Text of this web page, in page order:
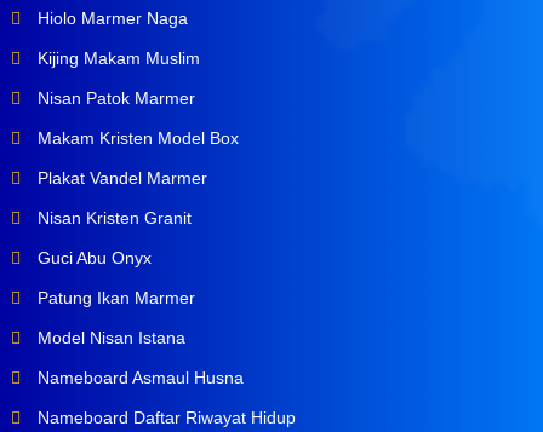
Hiolo Marmer Naga
Kijing Makam Muslim
Nisan Patok Marmer
Makam Kristen Model Box
Plakat Vandel Marmer
Nisan Kristen Granit
Guci Abu Onyx
Patung Ikan Marmer
Model Nisan Istana
Nameboard Asmaul Husna
Nameboard Daftar Riwayat Hidup